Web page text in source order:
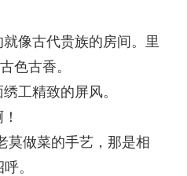
古代贵族的房间。里
色古香。
精致的屏风。
做菜的手艺，那是相
。